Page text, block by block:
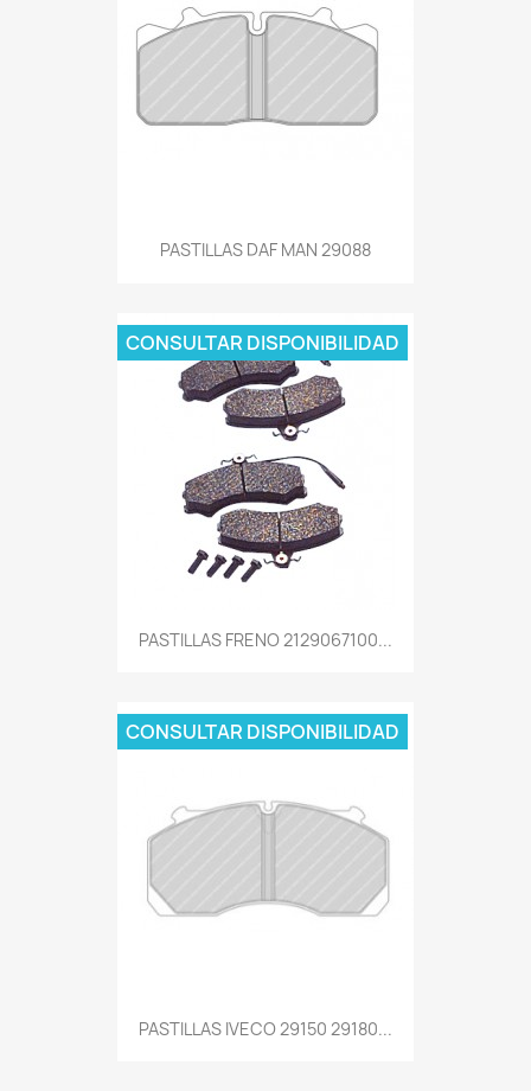
PASTILLAS DAF MAN 29088
PASTILLAS FRENO 2129067100...
CONSULTAR DISPONIBILIDAD
PASTILLAS IVECO 29150 29180...
CONSULTAR DISPONIBILIDAD